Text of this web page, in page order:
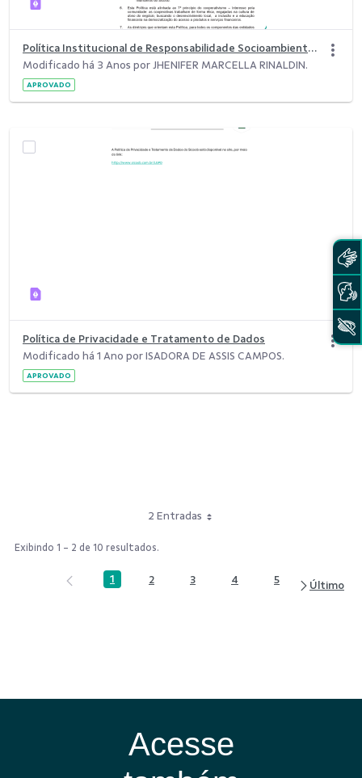
Política Institucional de Responsabilidade Socioambiental.pdf
Modificado há 3 Anos por JHENIFER MARCELLA RINALDIN.
APROVADO
Política de Privacidade e Tratamento de Dados
Modificado há 1 Ano por ISADORA DE ASSIS CAMPOS.
APROVADO
2 Entradas
Exibindo 1 - 2 de 10 resultados.
Página
1 Página
2 Página
3 Página
4 Página
5
Acesse